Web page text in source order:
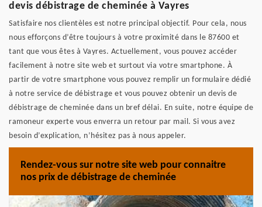
devis débistrage de cheminée à Vayres
Satisfaire nos clientèles est notre principal objectif. Pour cela, nous
nous efforçons d’être toujours à votre proximité dans le 87600 et
tant que vous êtes à Vayres. Actuellement, vous pouvez accéder
facilement à notre site web et surtout via votre smartphone. À
partir de votre smartphone vous pouvez remplir un formulaire dédié
à notre service de débistrage et vous pouvez obtenir un devis de
débistrage de cheminée dans un bref délai. En suite, notre équipe de
ramoneur experte vous enverra un retour par mail. Si vous avez
besoin d’explication, n’hésitez pas à nous appeler.
Rendez-vous sur notre site web pour connaitre
nos prix de débistrage de cheminée